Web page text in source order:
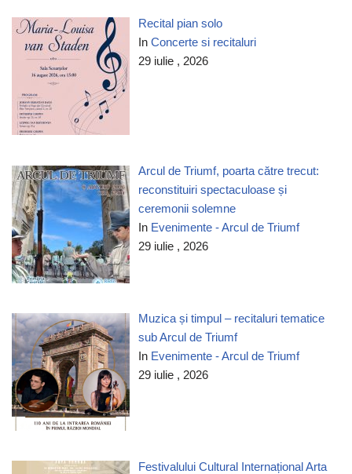
Recital pian solo
InConcerte si recitaluri
29 iulie , 2026
Arcul de Triumf, poarta către trecut:
reconstituiri spectaculoase și
ceremonii solemne
In Evenimente - Arcul de Triumf
29 iulie , 2026
Muzica și timpul – recitaluri tematice
sub Arcul de Triumf
In Evenimente - Arcul de Triumf
29 iulie , 2026
Festivalului Cultural Internațional Arta